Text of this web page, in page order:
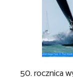
50. rocznica